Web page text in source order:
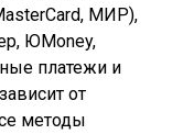
МИР),
ЮMoney,
платежи и
от
методы